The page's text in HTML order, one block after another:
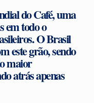
do Café, uma
em todo o
O Brasil
este grão, sendo
maior
atrás apenas